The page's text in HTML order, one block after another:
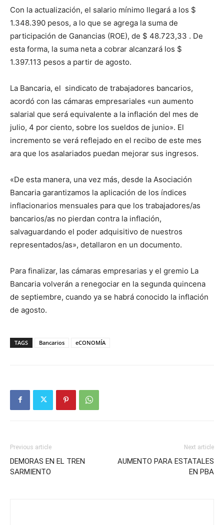
Con la actualización, el salario mínimo llegará a los $
1.348.390 pesos, a lo que se agrega la suma de
participación de Ganancias (ROE), de $ 48.723,33 . De
esta forma, la suma neta a cobrar alcanzará los $
1.397.113 pesos a partir de agosto.
La Bancaria, el sindicato de trabajadores bancarios,
acordó con las cámaras empresariales «un aumento
salarial que será equivalente a la inflación del mes de
julio, 4 por ciento, sobre los sueldos de junio». El
incremento se verá reflejado en el recibo de este mes
ara que los asalariados puedan mejorar sus ingresos.
«De esta manera, una vez más, desde la Asociación
Bancaria garantizamos la aplicación de los índices
inflacionarios mensuales para que los trabajadores/as
bancarios/as no pierdan contra la inflación,
salvaguardando el poder adquisitivo de nuestros
representados/as», detallaron en un documento.
Para finalizar, las cámaras empresarias y el gremio La
Bancaria volverán a renegociar en la segunda quincena
de septiembre, cuando ya se habrá conocido la inflación
de agosto.
TAGS Bancarios eCONOMÍA
Previous article
DEMORAS EN EL TREN
SARMIENTO
Next article
AUMENTO PARA ESTATALES
EN PBA